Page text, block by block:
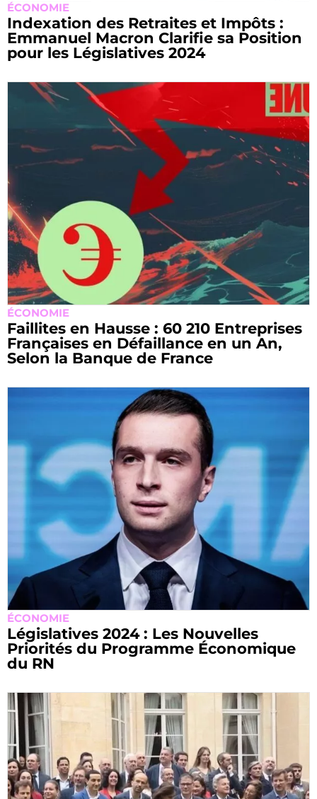
ÉCONOMIE
Indexation des Retraites et Impôts :
Emmanuel Macron Clarifie sa Position
pour les Législatives 2024
ÉCONOMIE
Faillites en Hausse : 60 210 Entreprises
Françaises en Défaillance en un An,
Selon la Banque de France
ÉCONOMIE
Législatives 2024 : Les Nouvelles
Priorités du Programme Économique
du RN